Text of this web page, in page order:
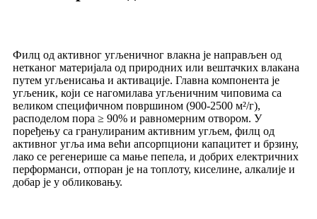
Филц од активног угљеничног влакна је направљен од
нетканог материјала од природних или вештачких влакана
путем угљенисања и активације. Главна компонента је
угљеник, који се нагомилава угљеничним чиповима са
великом специфичном површином (900-2500 м²/г),
расподелом пора ≥ 90% и равномерним отвором. У
поређењу са гранулираним активним угљем, филц од
активног угља има већи апсорпциони капацитет и брзину,
лако се регенерише са мање пепела, и добрих електричних
перформанси, отпоран је на топлоту, киселине, алкалије и
добар је у обликовању.